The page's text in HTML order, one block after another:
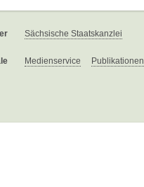
Sächsische Staatskanzlei
Medienservice Publikationen